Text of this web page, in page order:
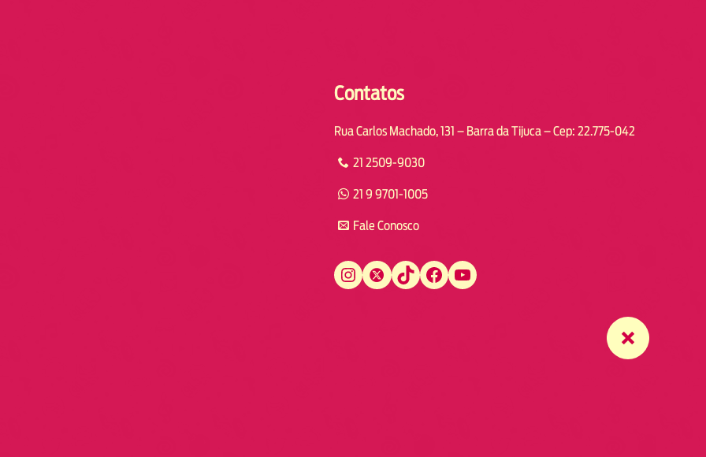
Contatos
Rua Carlos Machado, 131 – Barra da Tijuca – Cep: 22.775-042
21 2509-9030
21 9 9701-1005
Fale Conosco
Instagram Twitter TikTok Facebook YouTube